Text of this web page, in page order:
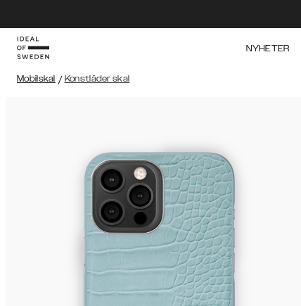
NYHETER
Mobilskal / Konstläder skal